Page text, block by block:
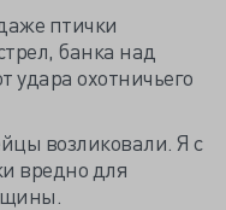
птички
банка над
удара охотничьего
возликовали. Я с
вредно для